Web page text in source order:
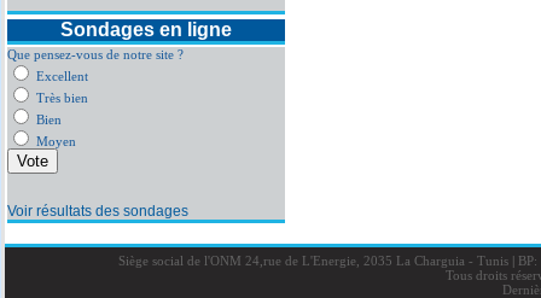
Sondages en ligne
Que pensez-vous de notre site ?
Excellent
Très bien
Bien
Moyen
Voir résultats des sondages
Siège social de l'ONM 24,rue de L'Energie, 2035 La Charguia - Tunis |BP:
Tous droits